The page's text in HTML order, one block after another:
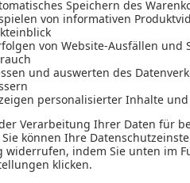
Versand & Zahlungsarten
Versandpauschalen
Kostenlose Rücksendungen
Alle Zahlungsarten